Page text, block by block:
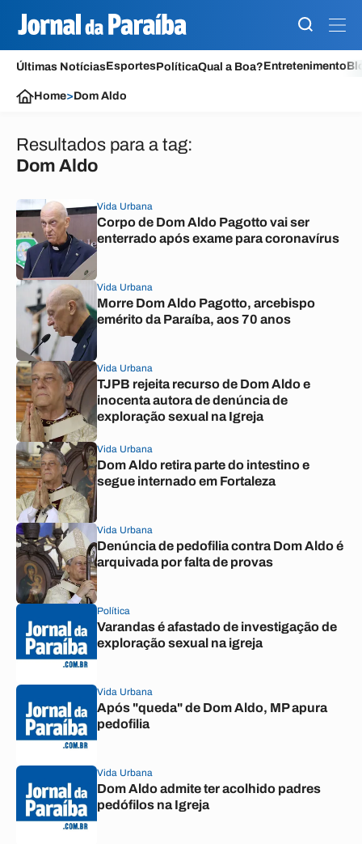
Últimas NotíciasEsportesPolíticaQual a Boa?Entretenimento
Home>Dom Aldo
Resultados para a tag:
Dom Aldo
Vida Urbana
Corpo de Dom Aldo Pagotto vai ser
enterrado após exame para coronavírus
Vida Urbana
Morre Dom Aldo Pagotto, arcebispo
emérito da Paraíba, aos 70 anos
Vida Urbana
TJPB rejeita recurso de Dom Aldo e
inocenta autora de denúncia de
exploração sexual na Igreja
Vida Urbana
Dom Aldo retira parte do intestino e
segue internado em Fortaleza
Vida Urbana
Denúncia de pedofilia contra Dom Aldo é
arquivada por falta de provas
Política
Varandas é afastado de investigação de
exploração sexual na igreja
Vida Urbana
Após "queda" de Dom Aldo, MP apura
pedofilia
Vida Urbana
Dom Aldo admite ter acolhido padres
pedófilos na Igreja